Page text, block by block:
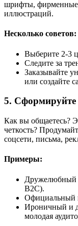
шрифты, фирменные
иллюстраций.
Несколько советов:
Выберите 2-3
Следите за
Заказывайте
или создайте
5. Сформируйте
Как вы общаетесь?
четкость?
соцсети, письма,
Примеры:
Дружелюбный
B2C).
Официальный
Ироничный и
молодая